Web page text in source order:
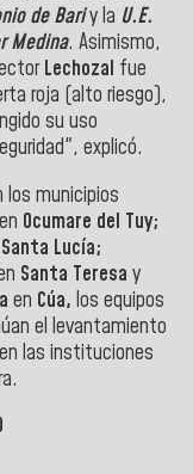
de Bariy la U.E.
Medina. Asimismo,
Lechozal fue
roja (alto riesgo),
su uso
explicó.
los municipios
Ocumare del Tuy;
Santa Lucía;
Santa Teresa y
en Cúa, los equipos
el levantamiento
las instituciones